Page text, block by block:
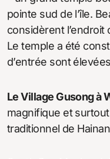
pointe sud de l’île.
considèrent
Le temple a été
d’entrée sont
Le Village Gusong à
magnifique et
traditionnel de Hainan